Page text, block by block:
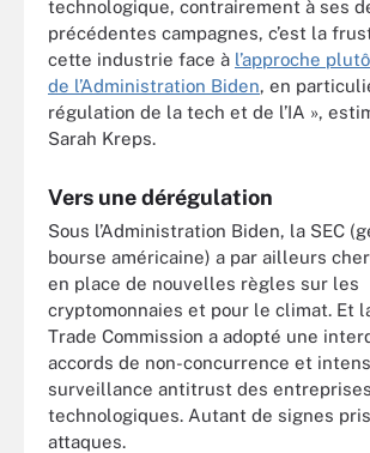
technologique, contrairement à ses
précédentes campagnes, c’est la
cette industrie face à l’approche
de l’Administration Biden, en
régulation de la tech et de l’IA »,
Sarah Kreps.
Vers une dérégulation
Sous l’Administration Biden, la SEC
bourse américaine) a par ailleurs
en place de nouvelles règles sur les
cryptomonnaies et pour le climat. Et
Trade Commission a adopté une
accords de non-concurrence et
surveillance antitrust des entreprises
technologiques. Autant de signes
attaques.